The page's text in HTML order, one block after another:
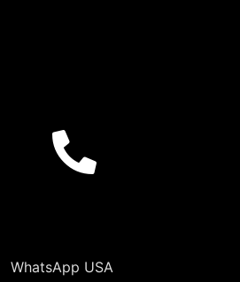
WhatsApp USA